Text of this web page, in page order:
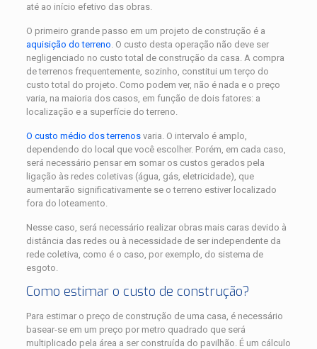
até ao início efetivo das obras.
O primeiro grande passo em um projeto de construção é a
aquisição do terreno . O custo desta operação não deve ser
negligenciado no custo total de construção da casa. A compra
de terrenos frequentemente, sozinho, constitui um terço do
custo total do projeto. Como podem ver, não é nada e o preço
varia, na maioria dos casos, em função de dois fatores: a
localização e a superfície do terreno.
O custo médio dos terrenosvaria. O intervalo é amplo,
dependendo do local que você escolher. Porém, em cada caso,
será necessário pensar em somar os custos gerados pela
ligação às redes coletivas (água, gás, eletricidade), que
aumentarão significativamente se o terreno estiver localizado
fora do loteamento.
Nesse caso, será necessário realizar obras mais caras devido à
distância das redes ou à necessidade de ser independente da
rede coletiva, como é o caso, por exemplo, do sistema de
esgoto.
Como estimar o custo de construção?
Para estimar o preço de construção de uma casa, é necessário
basear-se em um preço por metro quadrado que será
multiplicado pela área a ser construída do pavilhão. É um cálculo